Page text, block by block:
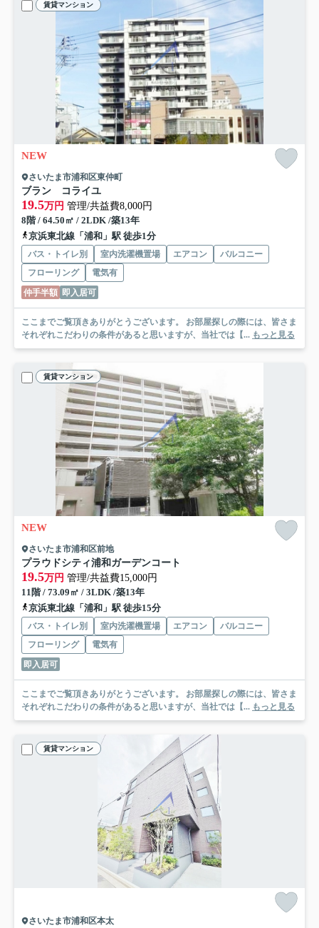
賃貸マンション
NEW
さいたま市浦和区東仲町
ブラン コライユ
19.5万円 管理/共益費8,000円
8階 / 64.50㎡ / 2LDK /築13年
京浜東北線「浦和」駅 徒歩1分
バス・トイレ別 室内洗濯機置場 エアコン
バルコニー
フローリング
電気有
仲手半額 即入居可
ここまでご覧頂きありがとうございます。 お部屋探しの際には、皆さま
それぞれこだわりの条件があると思いますが、当社では【... もっと見る
賃貸マンション
NEW
さいたま市浦和区前地
プラウドシティ浦和ガーデンコート
19.5万円 管理/共益費15,000円
11階 / 73.09㎡ / 3LDK /築13年
京浜東北線「浦和」駅 徒歩15分
バス・トイレ別 室内洗濯機置場 エアコン
バルコニー
フローリング
電気有
即入居可
ここまでご覧頂きありがとうございます。 お部屋探しの際には、皆さま
それぞれこだわりの条件があると思いますが、当社では【... もっと見る
賃貸マンション
さいたま市浦和区本太